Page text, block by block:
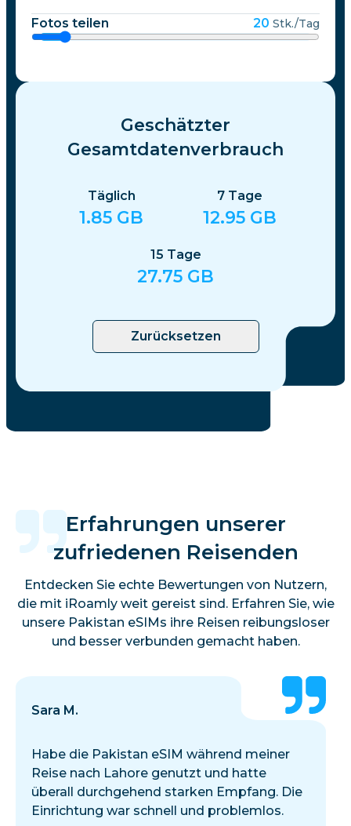
Fotos teilen 20 Stk./Tag
Geschätzter
Gesamtdatenverbrauch
Täglich
1.85 GB
7 Tage
12.95 GB
15 Tage
27.75 GB
Zurücksetzen
Erfahrungen unserer
zufriedenen Reisenden
Entdecken Sie echte Bewertungen von Nutzern,
die mit iRoamly weit gereist sind. Erfahren Sie, wie
unsere Pakistan eSIMs ihre Reisen reibungsloser
und besser verbunden gemacht haben.
Sara M.
Habe die Pakistan eSIM während meiner
Reise nach Lahore genutzt und hatte
überall durchgehend starken Empfang. Die
Einrichtung war schnell und problemlos.